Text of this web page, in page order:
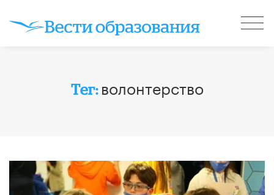
Тег: волонтерство